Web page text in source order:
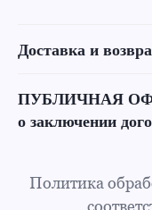
Доставка и
ПУБЛИЧНАЯ
о заключении
Политика